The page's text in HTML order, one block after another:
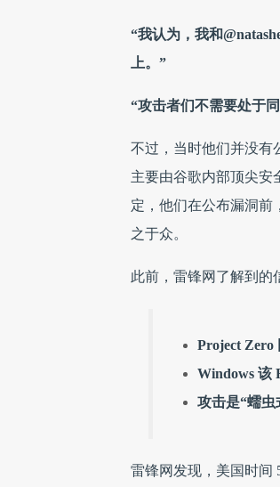
“我认为，我和
上。”
“攻击者们不需要处于
不过，当时他们并没有
主要由谷歌内部顶尖安
定，他们在公布漏洞前
之于众。
此前，雷锋网了解到的
Project Zero
Windows 该
攻击是“蠕虫
雷锋网发现，美国时间